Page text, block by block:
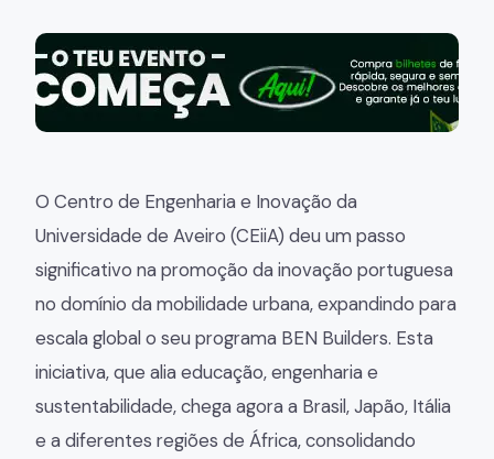
O Centro de Engenharia e Inovação da
Universidade de Aveiro (CEiiA) deu um passo
significativo na promoção da inovação portuguesa
no domínio da mobilidade urbana, expandindo para
escala global o seu programa BEN Builders. Esta
iniciativa, que alia educação, engenharia e
sustentabilidade, chega agora a Brasil, Japão, Itália
e a diferentes regiões de África, consolidando